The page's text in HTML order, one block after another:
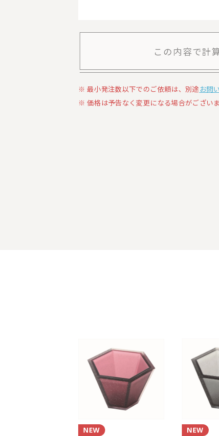
この内容で計
最小発注数以下でのご依頼は、別途 お問
価格は予告なく変更になる場合がござい
NEW NEW